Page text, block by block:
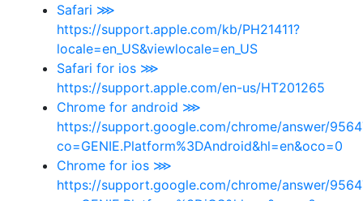
Safari ⋙
https://support.apple.com/kb/PH21411?
locale=en_US&viewlocale=en_US
Safari for ios ⋙
https://support.apple.com/en-us/HT201265
Chrome for android ⋙
https://support.google.com/chrome/answer/
co=GENIE.Platform%3DAndroid&hl=en&oco=0
Chrome for ios ⋙
https://support.google.com/chrome/answer/